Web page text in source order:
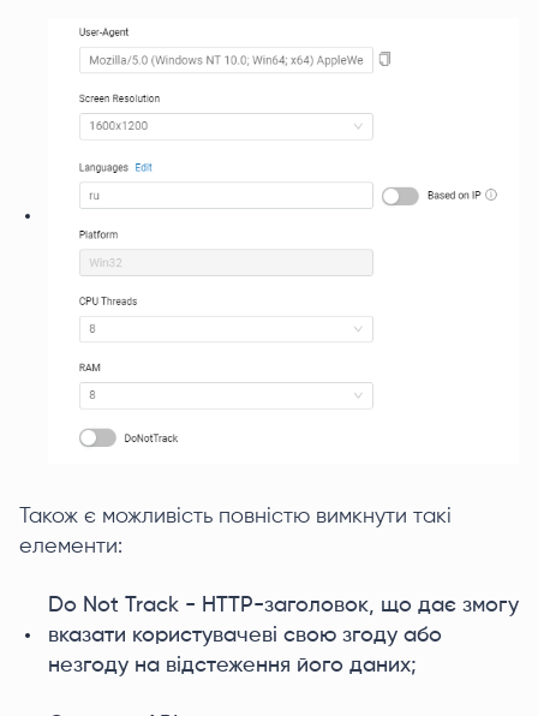
Також є можливість повністю вимкнути такі
елементи:
Do Not Track - HTTP-заголовок, що дає змогу
вказати користувачеві свою згоду або
незгоду на відстеження його даних;